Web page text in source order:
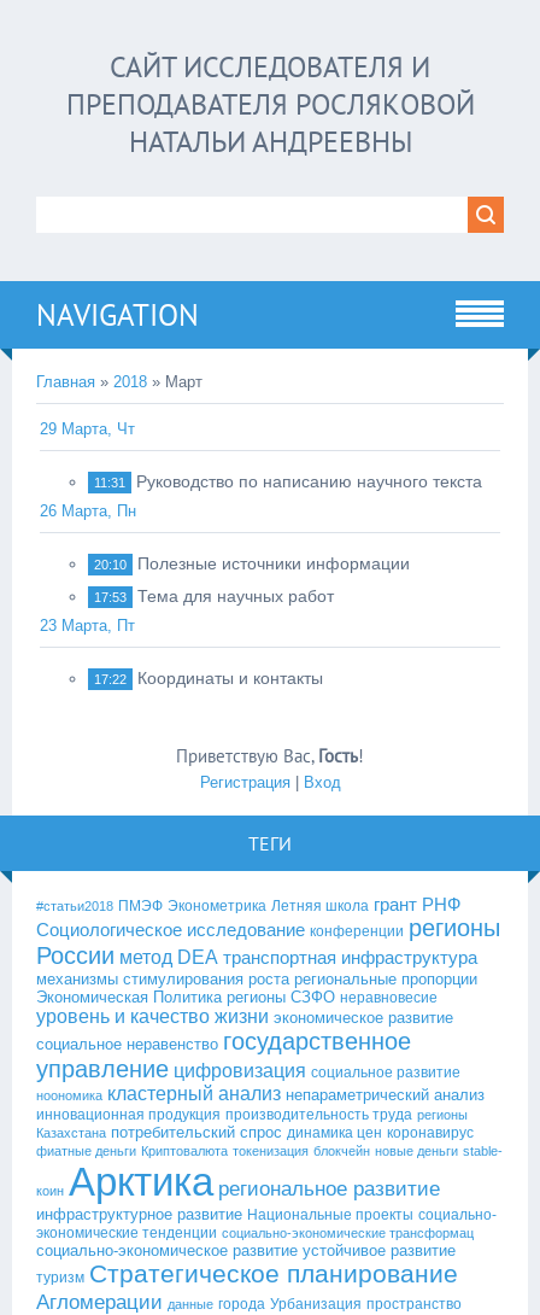
САЙТ ИССЛЕДОВАТЕЛЯ И
ПРЕПОДАВАТЕЛЯ РОСЛЯКОВОЙ
НАТАЛЬИ АНДРЕЕВНЫ
NAVIGATION
Главная » 2018 » Март
29 Марта, Чт
11:31 Руководство по написанию научного текста
26 Марта, Пн
20:10 Полезные источники информации
17:53 Тема для научных работ
23 Марта, Пт
17:22 Координаты и контакты
Приветствую Вас, Гость!
Регистрация| Вход
ТЕГИ
#статьи2018 ПМЭФ Эконометрика Летняя школа грант РНФ
Социологическое исследование конференции регионы
России метод DEA транспортная инфраструктура
механизмы стимулирования роста региональные пропорции
Экономическая Политика регионы СЗФО неравновесие
уровень и качество жизни экономическое развитие
социальное неравенство государственное
управление цифровизация социальное развитие
ноономика кластерный анализ непараметрический анализ
инновационная продукция производительность труда регионы
Казахстана потребительский спрос динамика цен коронавирус
фиатные деньги Криптовалюта токенизация блокчейн новые деньги stable-
коин Арктика региональное развитие
инфраструктурное развитие Национальные проекты социально-
экономические тенденции социально-экономические трансформац
социально-экономическое развитие устойчивое развитие
туризм Стратегическое планирование
Агломерации данные города Урбанизация пространство